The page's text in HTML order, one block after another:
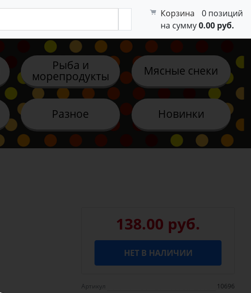
Корзина
0 позиций
на сумму0.00 руб.
Рыба и
морепродукты Мясные снеки
Разное Новинки
138.00 руб.
НЕТ В НАЛИЧИИ
Артикул
10696